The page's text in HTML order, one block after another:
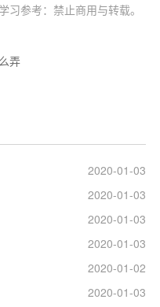
习参考：禁止商用与转载。
弄
2020-01-03
2020-01-03
2020-01-03
2020-01-03
2020-01-02
2020-01-03